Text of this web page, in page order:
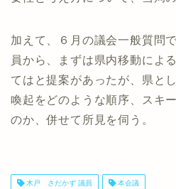
加えて、６月の議会一般質問
員から、まずは県内移動によ
てはと提案があったが、県と
喚起をどのような順序、スキ
のか、併せて所見を伺う。
木戸 さだかず 議員 本会議